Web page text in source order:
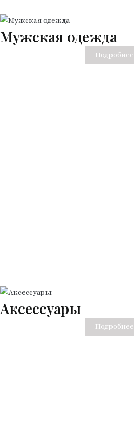
Мужская одежда
Подробнее
Аксессуары
Подробнее